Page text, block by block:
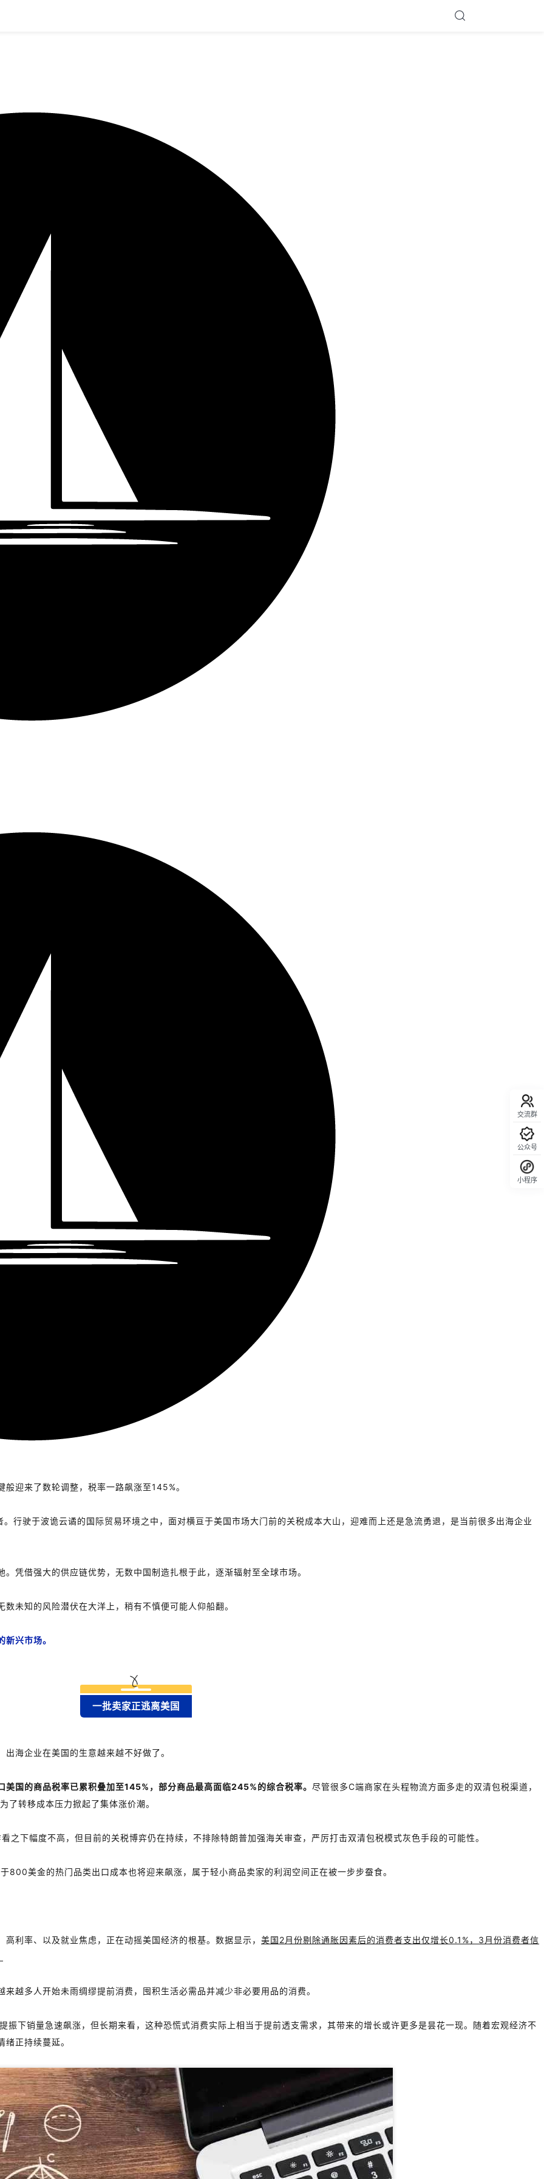
迎来了数轮调整，税率一路飙涨至145%。
行驶于波诡云谲的国际贸易环境之中，面对横亘于美国市场大门前的关税成本大山，迎难而上还是急流勇退，是当前很多出海企业
凭借强大的供应链优势，无数中国制造扎根于此，逐渐辐射至全球市场。
未知的风险潜伏在大洋上，稍有不慎便可能人仰船翻。
兴市场。
一批卖家正逃离美国
海企业在美国的生意越来越不好做了。
美国的商品税率已累积叠加至145%，部分商品最高面临245%的综合税率。 尽管很多C端商家在头程物流方面多走的双清包税渠道，
了转移成本压力掀起了集体涨价潮。
下幅度不高，但目前的关税博弈仍在持续，不排除特朗普加强海关审查，严厉打击双清包税模式灰色手段的可能性。
美金的热门品类出口成本也将迎来飙涨，属于轻小商品卖家的利润空间正在被一步步蚕食。
利率、以及就业焦虑，正在动摇美国经济的根基。数据显示， 美国2月份剔除通胀因素后的消费者支出仅增长0.1%，3月份消费者信
越多人开始未雨绸缪提前消费，囤积生活必需品并减少非必要用品的消费。
下销量急速飙涨，但长期来看，这种恐慌式消费实际上相当于提前透支需求，其带来的增长或许更多是昙花一现。随着宏观经济不
正持续蔓延。
交流群
公众号
小程序